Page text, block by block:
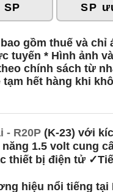
SP
gồm thuế và chỉ
tuyến * Hình ảnh
chính sách từ
tạm hết hàng khi
- R20P (K-23) với
1.5 volt cung
thiết bị điện tử
hiệu nổi tiếng tại